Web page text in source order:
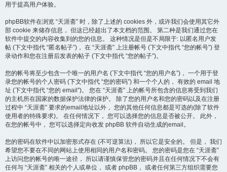
用于提高用户体验。
phpBB软件在浏览 “天涯斋” 时，除了上述的 cookies 外，或许我们会使用其它外
部 cookie 来储存信息， 但这已经超出了本文档的范围。 第二种是我们通过您在
软件中提交的内容收集到的您的信息。 这种情况是但是不局限于: 以匿名用户发
帖 (下文中指代 “匿名帖子”)， 在 “天涯斋” 上注册帐号 (下文中指代 “您的帐号”) 登
录动作和您在注册后发表的帖子 (下文中指代 “您的帖子”)。
您的帐号将至少包含一个唯一的用户名 (下文中指代 “您的用户名”)， 一个用于登
录您的帐号的个人密码 (下文中指代 “您的密码”) 和一个个人的， 有效的 email 地
址 (下文中指代 “您的 email”)。 您在 “天涯斋” 上的帐号所包含的信息将受到我们
的主机所在国家的数据保护法律的保护。 除了您的用户名和您的密码以及在注册
过程中 “天涯斋” 要求的email地址以外， 您的其他任何信息都是可选的(除了软件
使用者的特殊要求)。 在任何情况下， 您可以选择您的信息是否被公开。 此外，
在您的帐号中， 您可以选择定向收发 phpBB 软件自动生成的email。
您的密码在软件中以加密形式存在 (不可逆算法)， 所以它是安全的。 但是， 我们
希望您不要在不同的网站上使用相同的用户名和密码。 您的密码是您在 “天涯斋”
上访问您的帐号的唯一途径， 所以请谨慎保管您的密码并且在任何情况下不会有
任何与 “天涯斋” 相关的个人或单位， 或者 phpBB， 或者任何第三方组织需要您